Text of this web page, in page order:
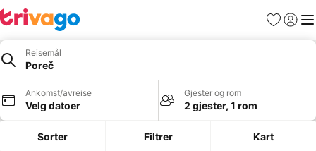
Favoritter
Logg
Reisemål
Poreč
Ankomst/avreise
Velg datoer
Gjester og rom
2 gjester, 1 rom
Sorter Filtrer Kart